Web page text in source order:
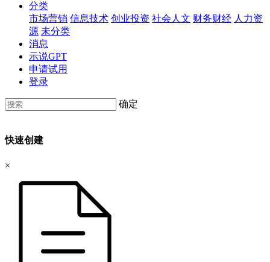
分类
市场营销 信息技术 创业投资 社会人文 财务财经 人力资
源 未分类
消息
示说GPT
申请试用
登录
确定
快速创建
×